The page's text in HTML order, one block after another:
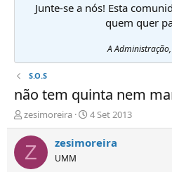
Junte-se a nós! Esta
quem quer
A
S.O.S
não tem quinta nem
I
n
i
i
zesimoreira
D
a
t
4 Set 2013
Z zesimoreira
UMM